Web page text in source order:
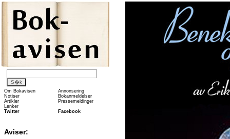
Om Bokavisen
Annonsering
Notiser
Bokanmeldelser
Artikler
Pressemeldinger
Lenker
Twitter
Facebook
Aviser: